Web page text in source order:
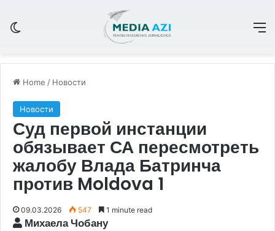
Home / Новости
Новости
Суд первой инстанции
обязывает СА пересмотреть
жалобу Влада Батринча
против Moldova 1
09.03.2026 547 1 minute read
Михаела Чобану